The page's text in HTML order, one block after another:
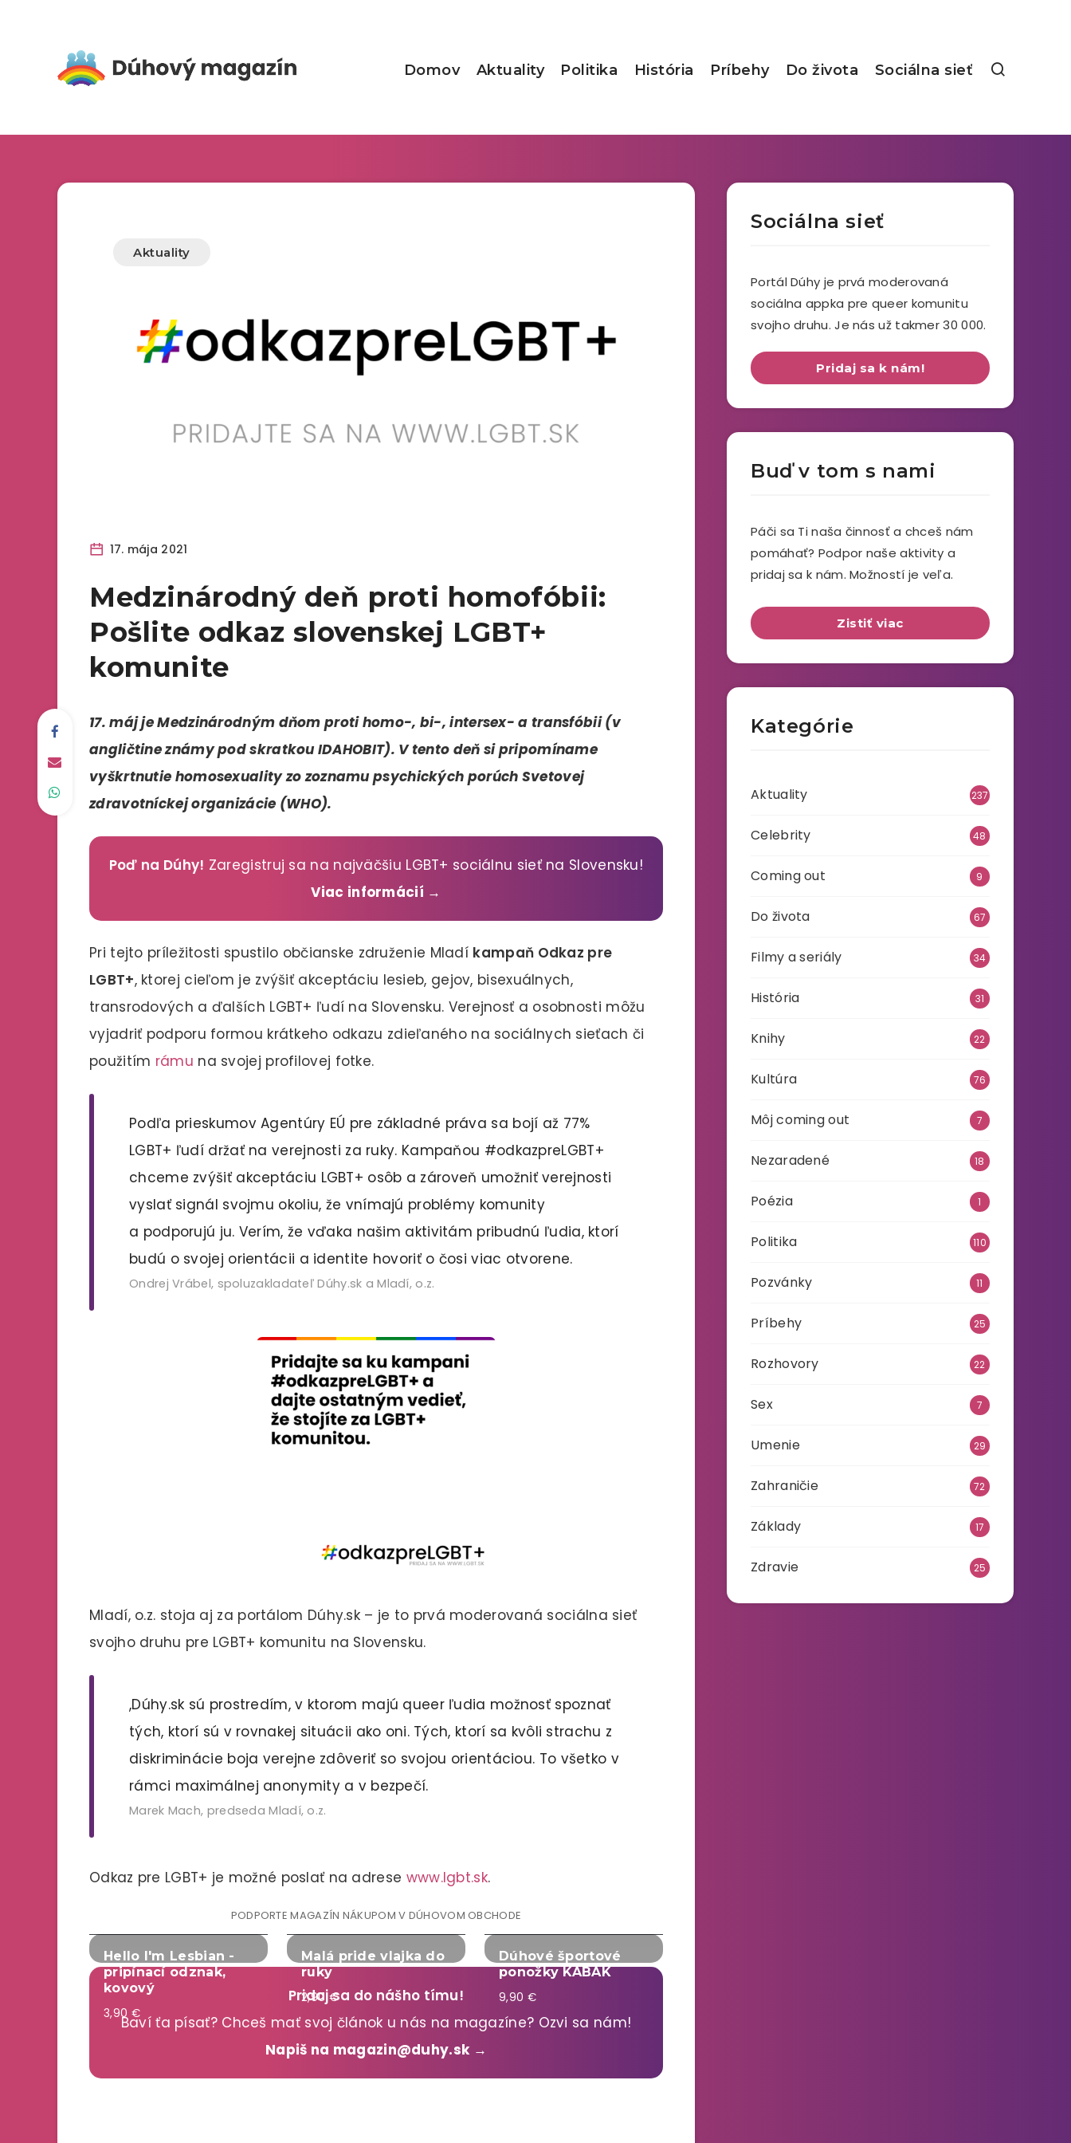
Domov Aktuality Politika História Príbehy Do života Sociálna sieť
Aktuality
17. mája 2021
Medzinárodný deň proti homofóbii:
Pošlite odkaz slovenskej LGBT+
komunite
17. máj je Medzinárodným dňom proti homo-, bi-, intersex- a transfóbii (v
angličtine známy pod skratkou IDAHOBIT). V tento deň si pripomíname
vyškrtnutie homosexuality zo zoznamu psychických porúch Svetovej
zdravotníckej organizácie (WHO).
Poď na Dúhy! Zaregistruj sa na najväčšiu LGBT+ sociálnu sieť na Slovensku!
Viac informácií →
Pri tejto príležitosti spustilo občianske združenie Mladí kampaň Odkaz pre
LGBT+, ktorej cieľom je zvýšiť akceptáciu lesieb, gejov, bisexuálnych,
transrodových a ďalších LGBT+ ľudí na Slovensku. Verejnosť a osobnosti môžu
vyjadriť podporu formou krátkeho odkazu zdieľaného na sociálnych sieťach či
použitím rámu na svojej profilovej fotke.
Podľa prieskumov Agentúry EÚ pre základné práva sa bojí až 77%
LGBT+ ľudí držať na verejnosti za ruky. Kampaňou #odkazpreLGBT+
chceme zvýšiť akceptáciu LGBT+ osôb a zároveň umožniť verejnosti
vyslať signál svojmu okoliu, že vnímajú problémy komunity
a podporujú ju. Verím, že vďaka našim aktivitám pribudnú ľudia, ktorí
budú o svojej orientácii a identite hovoriť o čosi viac otvorene.
Ondrej Vrábel, spoluzakladateľ Dúhy.sk a Mladí, o.z.
Mladí, o.z. stoja aj za portálom Dúhy.sk – je to prvá moderovaná sociálna sieť
svojho druhu pre LGBT+ komunitu na Slovensku.
,Dúhy.sk sú prostredím, v ktorom majú queer ľudia možnosť spoznať
tých, ktorí sú v rovnakej situácii ako oni. Tých, ktorí sa kvôli strachu z
diskriminácie boja verejne zdôveriť so svojou orientáciou. To všetko v
rámci maximálnej anonymity a v bezpečí.
Marek Mach, predseda Mladí, o.z.
Odkaz pre LGBT+ je možné poslať na adrese www.lgbt.sk.
PODPORTE MAGAZÍN NÁKUPOM V DÚHOVOM OBCHODE
Hello I'm Lesbian -
pripínací odznak,
kovový
3,90 €
Malá pride vlajka do
ruky
2,90 €
Dúhové športové
ponožky KABAK
9,90 €
Pridaj sa do nášho tímu!
Baví ťa písať? Chceš mať svoj článok u nás na magazíne? Ozvi sa nám!
Napiš na magazin@duhy.sk →
Sociálna sieť
Portál Dúhy je prvá moderovaná
sociálna appka pre queer komunitu
svojho druhu. Je nás už takmer 30 000.
Pridaj sa k nám!
Buď v tom s nami
Páči sa Ti naša činnosť a chceš nám
pomáhať? Podpor naše aktivity a
pridaj sa k nám. Možností je veľa.
Zistiť viac
Kategórie
Aktuality 237
Celebrity 48
Coming out 9
Do života 67
Filmy a seriály 34
História 31
Knihy 22
Kultúra 76
Môj coming out 7
Nezaradené 18
Poézia 1
Politika 110
Pozvánky 11
Príbehy 25
Rozhovory 22
Sex 7
Umenie 29
Zahraničie 72
Základy 17
Zdravie 25